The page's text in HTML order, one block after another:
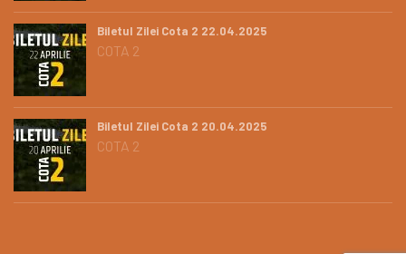
Biletul Zilei Cota 2 22.04.2025
COTA 2
Biletul Zilei Cota 2 20.04.2025
COTA 2